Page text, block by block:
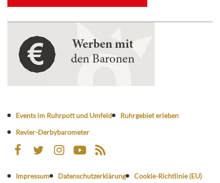
Events im Ruhrpott und Umfeld
Ruhrgebiet erleben
Revier-Derbybarometer
Impressum Datenschutzerklärung Cookie-Richtlinie (EU)